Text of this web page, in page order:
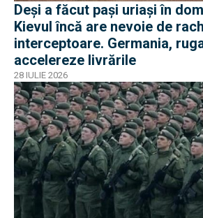
Deși a făcut pași uriași în
Kievul încă are nevoie de
interceptoare. Germania,
accelereze livrările
28 IULIE 2026